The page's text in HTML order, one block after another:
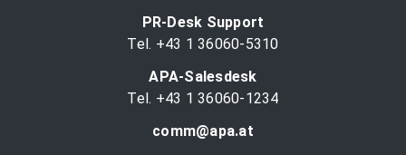
PR-Desk Support
Tel. +43 1 36060-5310
APA-Salesdesk
Tel. +43 1 36060-1234
comm@apa.at